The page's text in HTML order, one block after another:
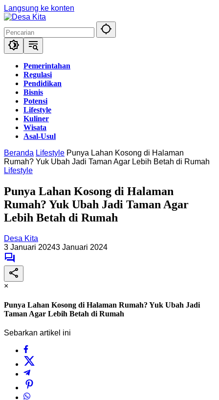
Langsung ke konten
Pemerintahan
Regulasi
Pendidikan
Bisnis
Potensi
Lifestyle
Kuliner
Wisata
Asal-Usul
Beranda Lifestyle Punya Lahan Kosong di Halaman
Rumah? Yuk Ubah Jadi Taman Agar Lebih Betah di Rumah
Lifestyle
Punya Lahan Kosong di Halaman
Rumah? Yuk Ubah Jadi Taman Agar
Lebih Betah di Rumah
Desa Kita
3 Januari 20243 Januari 2024
×
Punya Lahan Kosong di Halaman Rumah? Yuk Ubah Jadi
Taman Agar Lebih Betah di Rumah
Sebarkan artikel ini